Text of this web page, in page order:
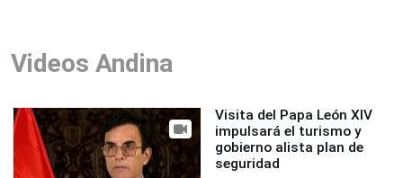
Videos Andina
Visita del Papa León XIV
impulsará el turismo y
gobierno alista plan de
seguridad